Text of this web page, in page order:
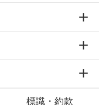
標識・約款